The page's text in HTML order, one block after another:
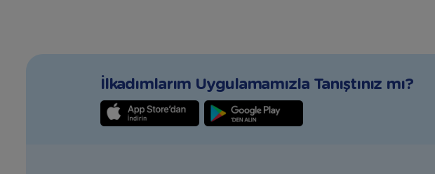
İlkadımlarım Uygulamamızla Tanıştınız mı?